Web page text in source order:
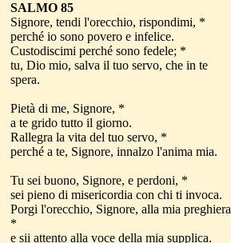
SALMO 85
Signore, tendi l'orecchio, rispondimi, *
perché io sono povero e infelice.
Custodiscimi perché sono fedele; *
tu, Dio mio, salva il tuo servo, che in te
spera.
Pietà di me, Signore, *
a te grido tutto il giorno.
Rallegra la vita del tuo servo, *
perché a te, Signore, innalzo l'anima mia.
Tu sei buono, Signore, e perdoni, *
sei pieno di misericordia con chi ti invoca.
Porgi l'orecchio, Signore, alla mia preghiera
*
e sii attento alla voce della mia supplica.